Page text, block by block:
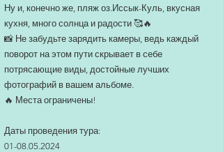
Ну и, конечно же, пляж оз.Иссык-Куль, вкусная
кухня, много солнца и радости 🥰🔥
📸 Не забудьте зарядить камеры, ведь каждый
поворот на этом пути скрывает в себе
потрясающие виды, достойные лучших
фотографий в вашем альбоме.
🔥 Места ограничены!
Даты проведения тура:
01-08.05.2024